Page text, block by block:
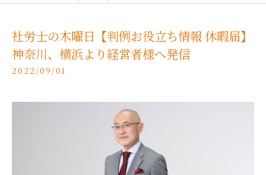
社労士の木曜日【判例お役立ち情報 休暇届】
神奈川、横浜より経営者様へ発信
2022/09/01